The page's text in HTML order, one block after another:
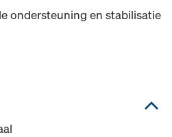
ondersteuning en stabilisatie